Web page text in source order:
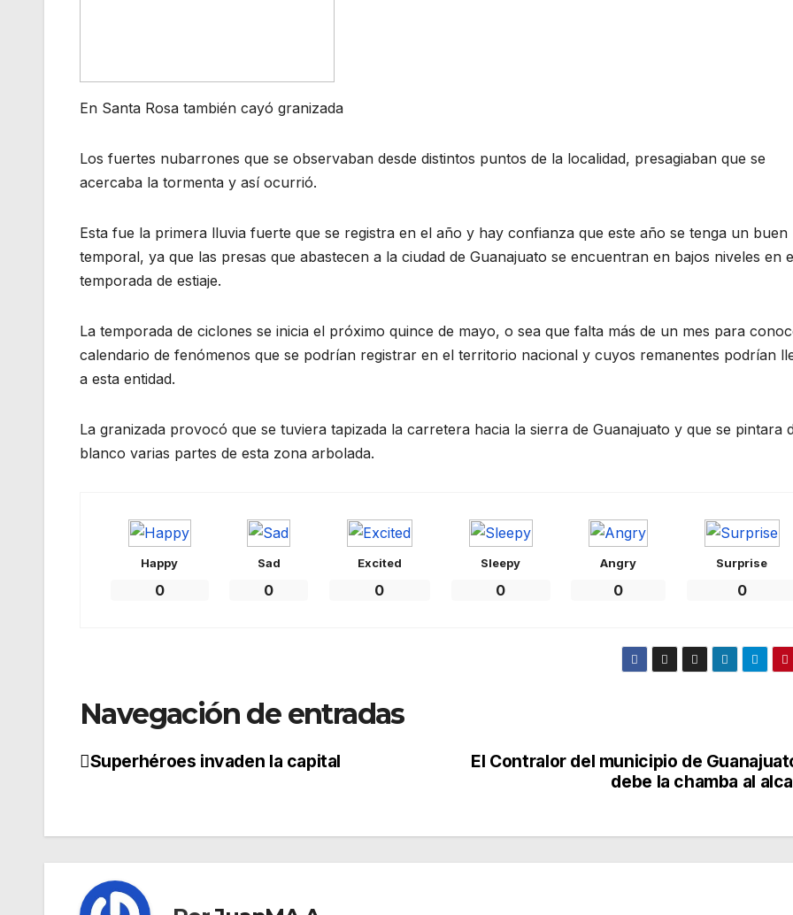
En Santa Rosa también cayó granizada
Los fuertes nubarrones que se observaban desde distintos puntos de la localidad, presagiaban que se
acercaba la tormenta y así ocurrió.
Esta fue la primera lluvia fuerte que se registra en el año y hay confianza que este año se tenga un buen
temporal, ya que las presas que abastecen a la ciudad de Guanajuato se encuentran en bajos niveles en
temporada de estiaje.
La temporada de ciclones se inicia el próximo quince de mayo, o sea que falta más de un mes para
calendario de fenómenos que se podrían registrar en el territorio nacional y cuyos remanentes podrían
a esta entidad.
La granizada provocó que se tuviera tapizada la carretera hacia la sierra de Guanajuato y que se pintara
blanco varias partes de esta zona arbolada.
Happy
0
Sad
0
Excited
0
Sleepy
0
Angry
0
Surprise
0
Navegación de entradas
El Contralor del municipio de
debe la chamba al
Superhéroes invaden la capital